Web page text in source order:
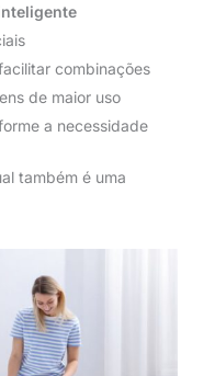
combinações
de maior uso
a necessidade
também é uma